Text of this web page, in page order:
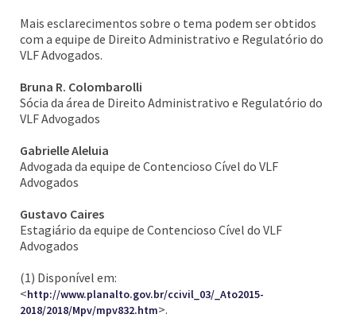
Mais esclarecimentos sobre o tema podem ser obtidos
com a equipe de Direito Administrativo e Regulatório do
VLF Advogados.
Bruna R. Colombarolli
Sócia da área de Direito Administrativo e Regulatório do
VLF Advogados
Gabrielle Aleluia
Advogada da equipe de Contencioso Cível do VLF
Advogados
Gustavo Caires
Estagiário da equipe de Contencioso Cível do VLF
Advogados
(1) Disponível em:
<http://www.planalto.gov.br/ccivil_03/_Ato2015-
2018/2018/Mpv/mpv832.htm>.